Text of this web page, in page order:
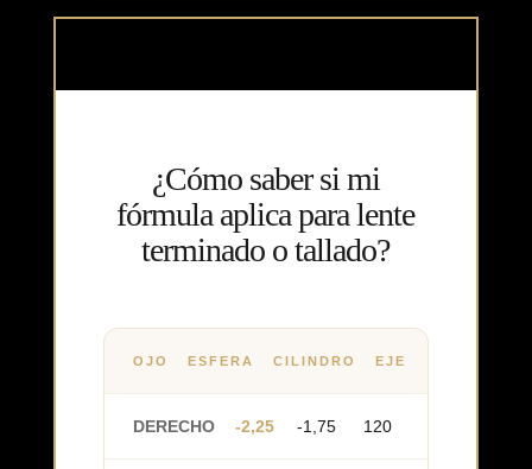
¿Cómo saber si mi
fórmula aplica para lente
terminado o tallado?
OJO ESFERA CILINDRO EJE
DERECHO -2,25 -1,75 120